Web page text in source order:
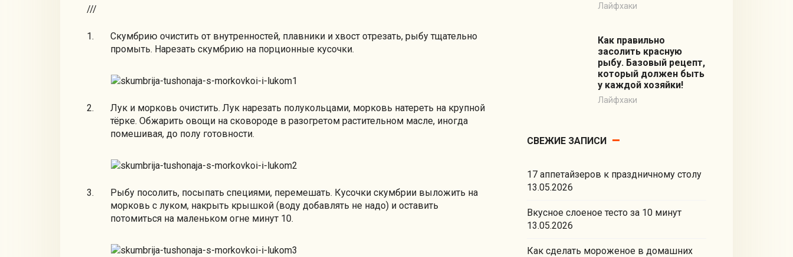
///
Скумбрию очистить от внутренностей, плавники и хвост отрезать, рыбу тщательно
промыть. Нарезать скумбрию на порционные кусочки.
Лук и морковь очистить. Лук нарезать полукольцами, морковь натереть на крупной
тёрке. Обжарить овощи на сковороде в разогретом растительном масле, иногда
помешивая, до полу готовности.
Рыбу посолить, посыпать специями, перемешать. Кусочки скумбрии выложить на
морковь с луком, накрыть крышкой (воду добавлять не надо) и оставить
потомиться на маленьком огне минут 10.
Лайфхаки
Как правильно
засолить красную
рыбу. Базовый рецепт,
который должен быть
у каждой хозяйки!
Лайфхаки
СВЕЖИЕ ЗАПИСИ
17 аппетайзеров к праздничному столу
13.05.2026
Вкусное слоеное тесто за 10 минут
13.05.2026
Как сделать мороженое в домашних